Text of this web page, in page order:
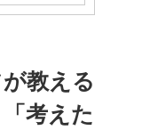
教える
考えた